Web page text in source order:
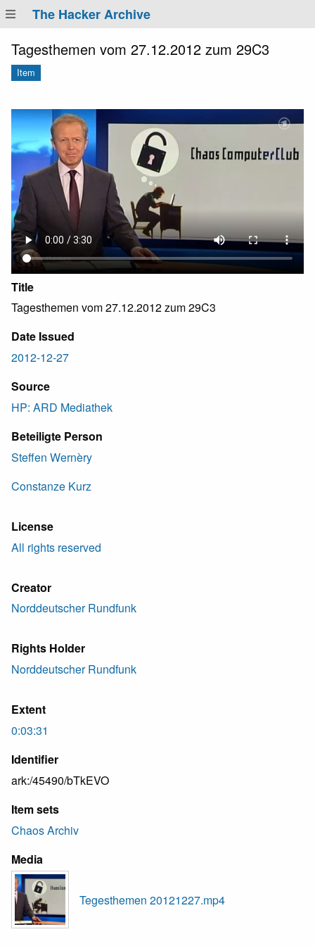
The Hacker Archive
Tagesthemen vom 27.12.2012 zum 29C3
Item
Title
Tagesthemen vom 27.12.2012 zum 29C3
Date Issued
2012-12-27
Source
HP: ARD Mediathek
Beteiligte Person
Steffen Wernèry
Constanze Kurz
License
All rights reserved
Creator
Norddeutscher Rundfunk
Rights Holder
Norddeutscher Rundfunk
Extent
0:03:31
Identifier
ark:/45490/bTkEVO
Item sets
Chaos Archiv
Media
Tegesthemen 20121227.mp4